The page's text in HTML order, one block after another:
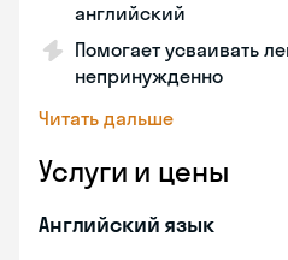
английский
Помогает усваивать
непринужденно
Читать дальше
Услуги и цены
Английский язык